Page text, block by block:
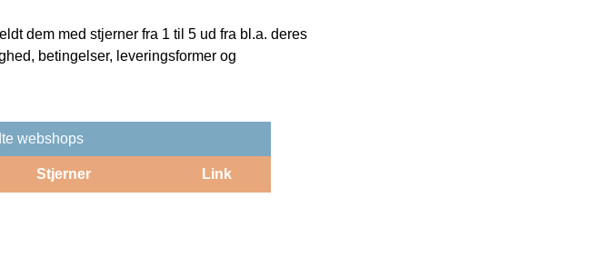
dem med stjerner fra 1 til 5 ud fra bl.a. deres
betingelser, leveringsformer og
webshops
Stjerner Link